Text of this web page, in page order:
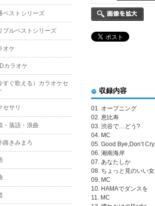
収録内容
01. オープニング
02. 恵比寿
03. 渋谷で…どう?
04. MC
05. Good Bye,Don’t Cry
06. 湘南海岸
07. あなたしか
08. ちょっと見のいい女
09. MC
10. HAMAでダンスを
11. MC
ベストシリーズ
プルベストシリーズ
オケ
カラオケ
すぐ歌える）カラオケセ
セサリ
・落語・浪曲
路きみまろ